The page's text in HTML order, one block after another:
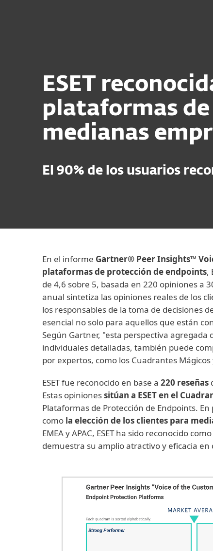
ESET
plataformas
medianas
El 90% de los usuarios
En el informe Gartner® Peer Insights™
plataformas de protección de endpoints,
de 4,6 sobre 5, basada en 220 opiniones a
anual sintetiza las opiniones reales de los
los responsables de la toma de decisiones
esencial no solo para aquellos que están
Según Gartner, "esta perspectiva agregada
individuales detalladas, también puede
por expertos, como los Cuadrantes
ESET fue reconocido en base a 220 reseñas
Estas opinionessitúan a ESET en el
Plataformas de Protección de Endpoints. En
como la elección de los clientes para
EMEA y APAC, ESET ha sido reconocido
demuestra su amplio atractivo y eficacia